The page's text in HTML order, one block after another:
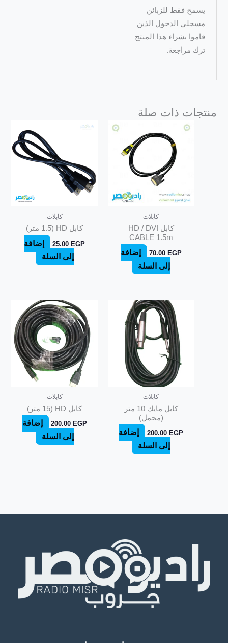
يسمح فقط للزبائن
مسجلي الدخول الذين
قاموا بشراء هذا المنتج
ترك مراجعة.
منتجات ذات صلة
كابلات
كابل HD / DVI
CABLE 1.5m
70.00 EGP
إضافة
إلى السلة
كابلات
كابل HD (1.5 متر)
25.00EGP
إضافة
إلى السلة
كابلات
كابل مايك 10 متر
(محمل)
200.00 EGP
إضافة
إلى السلة
كابلات
كابل HD (15 متر)
200.00 EGP
إضافة
إلى السلة